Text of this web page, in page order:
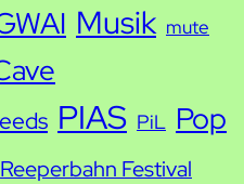
Musik mute
PIAS PiL Pop
Reeperbahn Festival